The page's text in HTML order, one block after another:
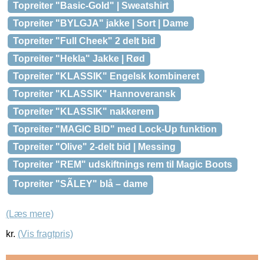
Topreiter "Basic-Gold" | Sweatshirt
Topreiter "BYLGJA" jakke | Sort | Dame
Topreiter "Full Cheek" 2 delt bid
Topreiter "Hekla" Jakke | Rød
Topreiter "KLASSIK" Engelsk kombineret
Topreiter "KLASSIK" Hannoveransk
Topreiter "KLASSIK" nakkerem
Topreiter "MAGIC BID" med Lock-Up funktion
Topreiter "Olive" 2-delt bid | Messing
Topreiter "REM" udskiftnings rem til Magic Boots
Topreiter "SÃLEY" blå – dame
(Læs mere)
kr. (Vis fragtpris)